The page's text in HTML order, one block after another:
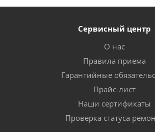
Сервисный центр
О нас
Правила приема
Гарантийные
Прайс-лист
Наши сертификаты
Проверка статуса